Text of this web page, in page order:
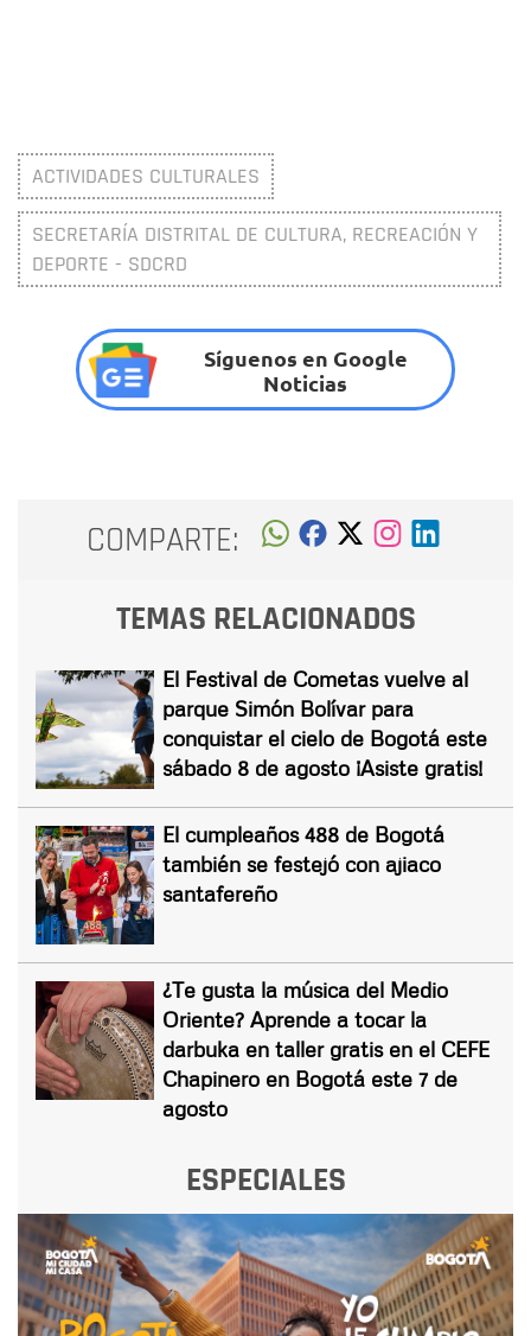
ACTIVIDADES CULTURALES
SECRETARÍA DISTRITAL DE CULTURA, RECREACIÓN Y
DEPORTE - SDCRD
Síguenos en Google
Noticias
COMPARTE:
TEMAS RELACIONADOS
El Festival de Cometas vuelve al
parque Simón Bolívar para
conquistar el cielo de Bogotá este
sábado 8 de agosto ¡Asiste gratis!
El cumpleaños 488 de Bogotá
también se festejó con ajiaco
santafereño
¿Te gusta la música del Medio
Oriente? Aprende a tocar la
darbuka en taller gratis en el CEFE
Chapinero en Bogotá este 7 de
agosto
ESPECIALES